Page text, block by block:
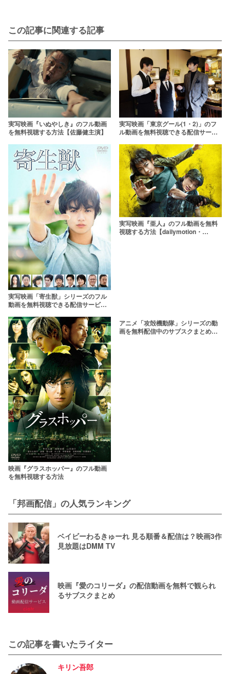
この記事に関連する記事
実写映画『いぬやしき』のフル動画
を無料視聴する方法【佐藤健主演】
実写映画「東京グール(1・2)」のフ
ル動画を無料視聴できる配信サービ
実写映画「寄生獣」シリーズのフル
動画を無料視聴できる配信サービス
実写映画『亜人』のフル動画を無料
視聴する方法【dailymotion・
映画『グラスホッパー』のフル動画
を無料視聴する方法
アニメ「攻殻機動隊」シリーズの動
画を無料配信中のサブスクまとめ
「邦画配信」の人気ランキング
ベイビーわるきゅーれ 見る順番＆配信は？映画3作
見放題はDMM TV
映画『愛のコリーダ』の配信動画を無料で観られ
るサブスクまとめ
この記事を書いたライター
キリン吾郎